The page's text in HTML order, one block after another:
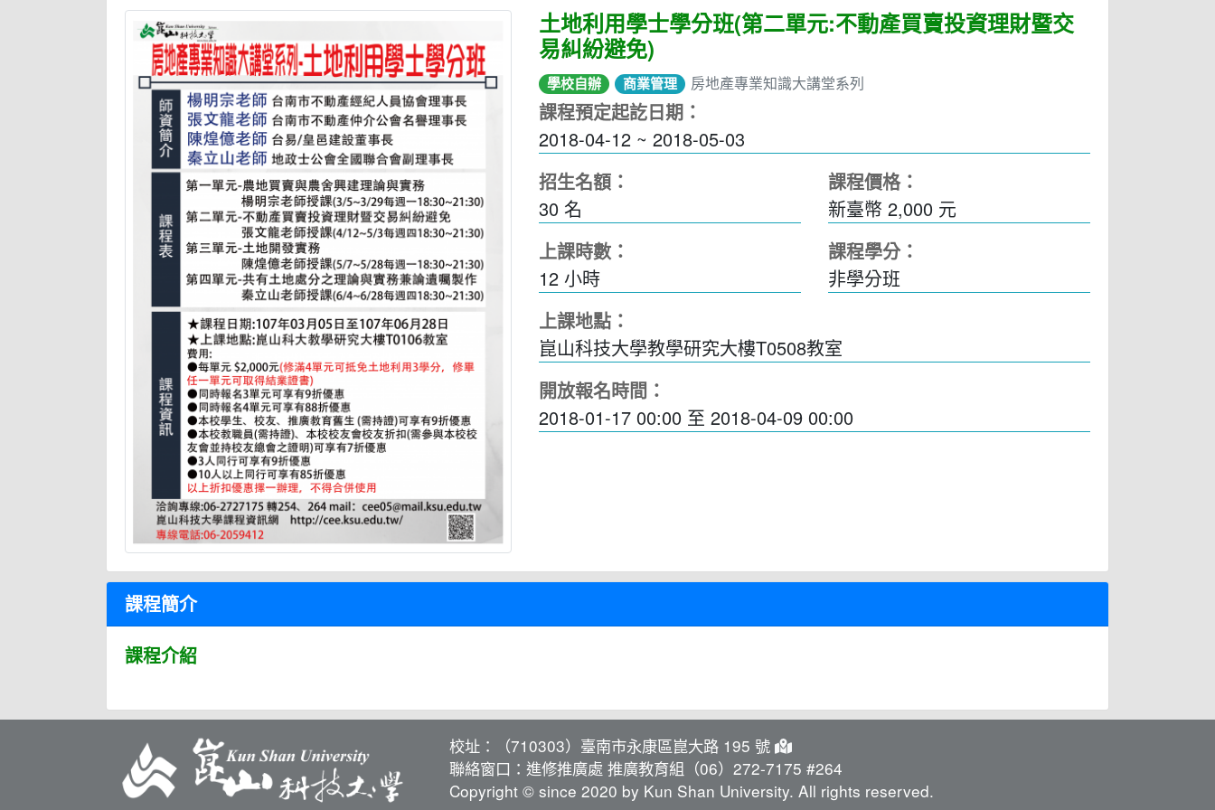
土地利用學士學分班(第二單元:不動產買賣投資理財暨交
易糾紛避免)
學校自辦 商業管理 房地產專業知識大講堂系列
課程預定起訖日期：
2018-04-12 ~ 2018-05-03
招生名額：
30 名
課程價格：
新臺幣 2,000 元
上課時數：
12小時
課程學分：
非學分班
上課地點：
崑山科技大學教學研究大樓T0508教室
開放報名時間：
2018-01-17 00:00 至 2018-04-09 00:00
課程簡介
課程介紹
校址：（710303）臺南市永康區崑大路 195 號
聯絡窗口：進修推廣處 推廣教育組（06）272-7175 #264
Copyright © since 2020 by Kun Shan University. All rights reserved.